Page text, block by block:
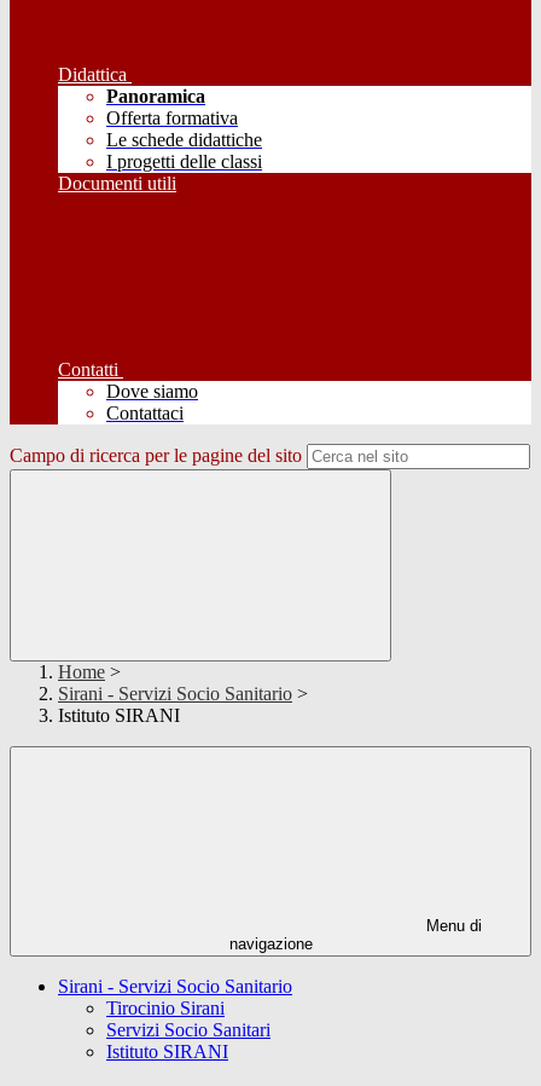
Didattica
Panoramica
Offerta formativa
Le schede didattiche
I progetti delle classi
Documenti utili
Contatti
Dove siamo
Contattaci
Campo di ricerca per le pagine del sito
Home >
Sirani - Servizi Socio Sanitario >
Istituto SIRANI
Menu di
navigazione
Sirani - Servizi Socio Sanitario
Tirocinio Sirani
Servizi Socio Sanitari
Istituto SIRANI